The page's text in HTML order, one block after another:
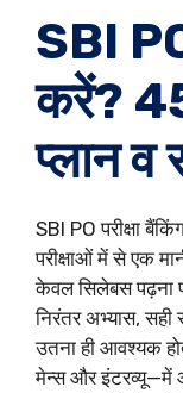
SBI
करें?
प्लान व
SBI PO परीक्षा
परीक्षाओं में से एक
केवल सिलेबस पढ़ना
निरंतर अभ्यास,
उतना ही आवश्यक
मेन्स और इंटरव्यू—में